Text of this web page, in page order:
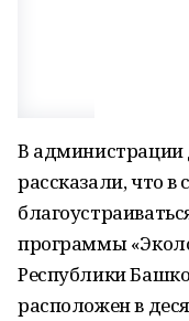
В
рассказали, что
программы
Республики
расположен в